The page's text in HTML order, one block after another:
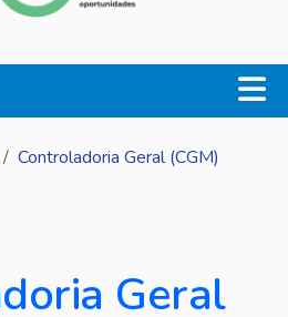
Controladoria Geral (CGM)
Geral